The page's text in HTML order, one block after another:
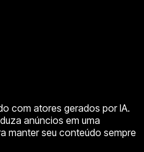
com atores gerados por IA.
anúncios em uma
manter seu conteúdo sempre